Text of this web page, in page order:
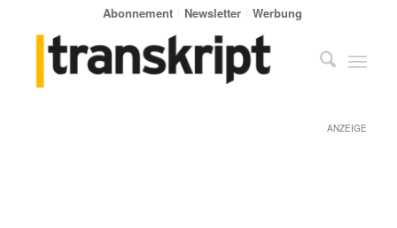
Abonnement Newsletter Werbung
ANZEIGE